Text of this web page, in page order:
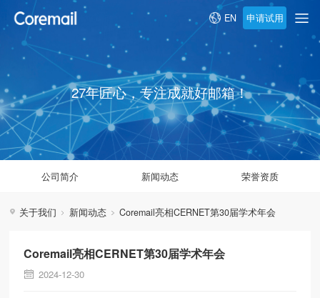
EN 申请试用
27年匠心，专注成就好邮箱！
公司简介 新闻动态 荣誉资质
关于我们 新闻动态 Coremail亮相CERNET第30届学术年会
Coremail亮相CERNET第30届学术年会
2024-12-30